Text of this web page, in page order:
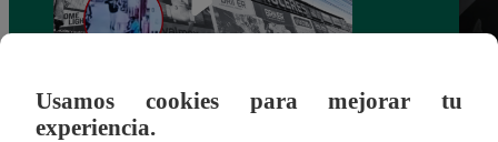
Asesinan a comerciante ferretero dentro de
Usamos cookies para mejorar tu
experiencia.